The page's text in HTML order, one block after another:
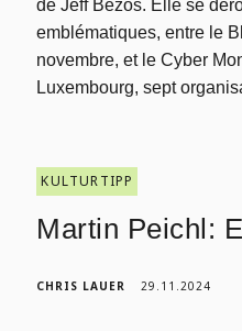
de Jeff Bezos. Elle se
emblématiques, entre le
novembre, et le Cyber
Luxembourg, sept
KULTURTIPP
Martin Peichl:
CHRIS LAUER 29.11.2024